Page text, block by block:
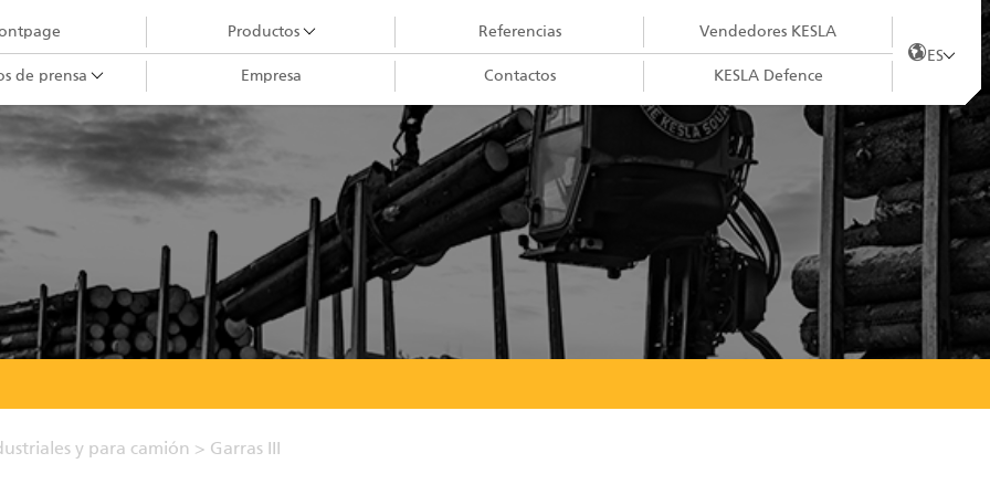
Productos
Grúas City
Cabezales cosechadores
Maquinaria de grúas forestales
Garras II
Remolques
Bancada procesadora telescópica
Referencias Vendedores KESLA
de prensa Empresa Contactos KESLA Defence
ES
y para camión > Garras III